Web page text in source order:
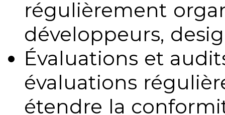
régulièrement
développeurs,
Évaluations et
évaluations
étendre la